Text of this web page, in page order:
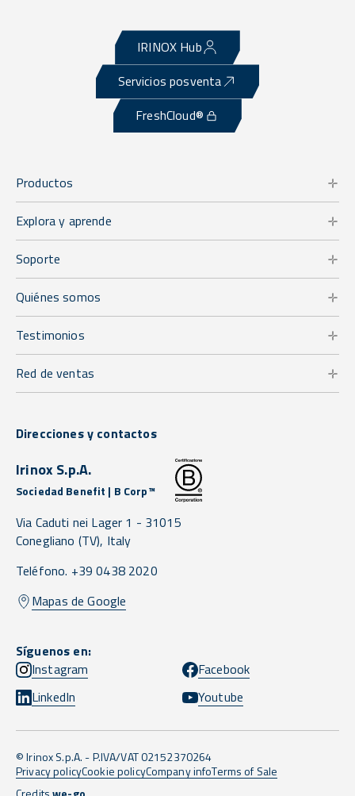
IRINOX Hub
Servicios posventa
FreshCloud®
Productos
Explora y aprende
Soporte
Quiénes somos
Testimonios
Red de ventas
Direcciones y contactos
Irinox S.p.A.
Sociedad Benefit | B Corp™
Via Caduti nei Lager 1 - 31015
Conegliano (TV), Italy
Teléfono. +39 0438 2020
Mapas de Google
Síguenos en:
Instagram
Facebook
LinkedIn
Youtube
© Irinox S.p.A. - P.IVA/VAT 02152370264
Privacy policyCookie policyCompany infoTerms of Sale